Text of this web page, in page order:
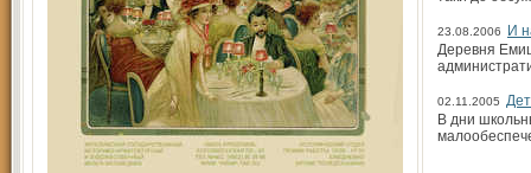
23.08.2006
И
Деревня
02.11.2005
В дни